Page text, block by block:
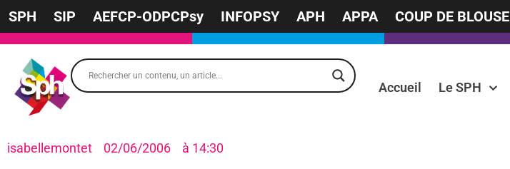
SPH SIP AEFCP-ODPCPsy INFOPSY APH APPA COUP DE BLOUSE
Accueil Le SPH
isabellemontet 02/06/2006 à 14:30